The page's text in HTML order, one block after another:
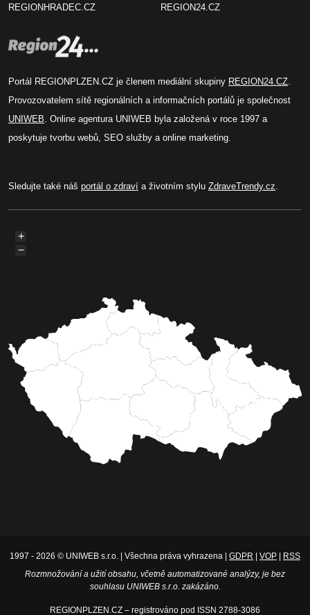
REGIONHRADEC.CZ REGION24.CZ
Portál REGIONPLZEN.CZ je členem mediální skupiny REGION24.CZ.
Provozovatelem sítě regionálních a informačních portálů je společnost
UNIWEB. Online agentura UNIWEB byla založená v roce 1997 a
poskytuje tvorbu webů, SEO služby a online marketing.
Sledujte také náš portál o zdraví a životním stylu ZdraveTrendy.cz.
+
−
1997 - 2026 © UNIWEB s.r.o. | Všechna práva vyhrazena | GDPR VOP
RSS
Rozmnožování a užití obsahu, včetně automatizované analýzy, je bez
souhlasu UNIWEB s.r.o. zakázáno.
REGIONPLZEN.CZ – registrováno pod ISSN 2788-3086